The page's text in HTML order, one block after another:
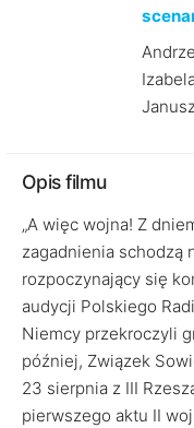
Opis filmu
„A więc wojna! Z
zagadnienia schodzą
rozpoczynający się
audycji Polskiego
Niemcy przekroczyli
później, Związek
23 sierpnia z III
pierwszego aktu II